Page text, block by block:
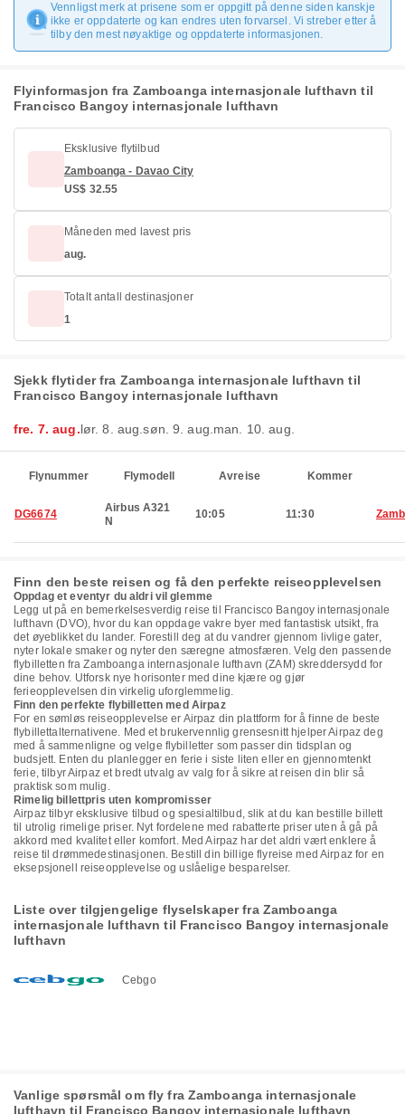
Vennligst merk at prisene som er oppgitt på denne siden kanskje
ikke er oppdaterte og kan endres uten forvarsel. Vi streber etter å
tilby den mest nøyaktige og oppdaterte informasjonen.
Flyinformasjon fra Zamboanga internasjonale lufthavn til
Francisco Bangoy internasjonale lufthavn
Eksklusive flytilbud
Zamboanga - Davao City
US$ 32.55
Måneden med lavest pris
aug.
Totalt antall destinasjoner
1
Sjekk flytider fra Zamboanga internasjonale lufthavn til
Francisco Bangoy internasjonale lufthavn
fre. 7. aug.lør. 8. aug.søn. 9. aug. man. 10. aug.
Flynummer Flymodell Avreise Kommer
DG6674
Airbus A321
N
10:05 11:30
Finn den beste reisen og få den perfekte reiseopplevelsen
Oppdag et eventyr du aldri vil glemme
Legg ut på en bemerkelsesverdig reise til Francisco Bangoy internasjonale
lufthavn (DVO), hvor du kan oppdage vakre byer med fantastisk utsikt, fra
det øyeblikket du lander. Forestill deg at du vandrer gjennom livlige gater,
nyter lokale smaker og nyter den særegne atmosfæren. Velg den passende
flybilletten fra Zamboanga internasjonale lufthavn (ZAM) skreddersydd for
dine behov. Utforsk nye horisonter med dine kjære og gjør
ferieopplevelsen din virkelig uforglemmelig.
Finn den perfekte flybilletten med Airpaz
For en sømløs reiseopplevelse er Airpaz din plattform for å finne de beste
flybillettalternativene. Med et brukervennlig grensesnitt hjelper Airpaz deg
med å sammenligne og velge flybilletter som passer din tidsplan og
budsjett. Enten du planlegger en ferie i siste liten eller en gjennomtenkt
ferie, tilbyr Airpaz et bredt utvalg av valg for å sikre at reisen din blir så
praktisk som mulig.
Rimelig billettpris uten kompromisser
Airpaz tilbyr eksklusive tilbud og spesialtilbud, slik at du kan bestille billett
til utrolig rimelige priser. Nyt fordelene med rabatterte priser uten å gå på
akkord med kvalitet eller komfort. Med Airpaz har det aldri vært enklere å
reise til drømmedestinasjonen. Bestill din billige flyreise med Airpaz for en
eksepsjonell reiseopplevelse og uslåelige besparelser.
Liste over tilgjengelige flyselskaper fra Zamboanga
internasjonale lufthavn til Francisco Bangoy internasjonale
lufthavn
Cebgo
Vanlige spørsmål om fly fra Zamboanga internasjonale
lufthavn til Francisco Bangoy internasjonale lufthavn